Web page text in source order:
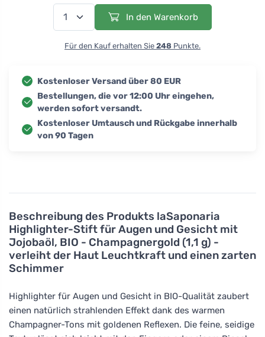
Beschreibung des Produkts laSaponaria
Highlighter-Stift für Augen und Gesicht mit
Jojobaöl, BIO - Champagnergold (1,1 g) -
verleiht der Haut Leuchtkraft und einen zarten
Schimmer
Highlighter für Augen und Gesicht in BIO-Qualität zaubert
einen natürlich strahlenden Effekt dank des warmen
Champagner-Tons mit goldenen Reflexen. Die feine, seidige
In den Warenkorb
Für den Kauf erhalten Sie 248 Punkte.
Kostenloser Versand über 80 EUR
Bestellungen, die vor 12:00 Uhr eingehen,
werden sofort versandt.
Kostenloser Umtausch und Rückgabe innerhalb
von 90 Tagen